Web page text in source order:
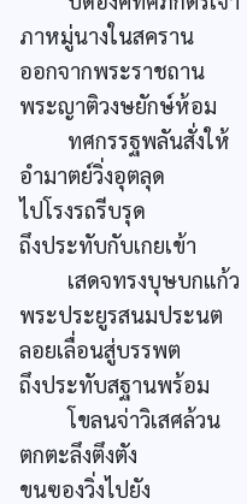
ภาหมู่นางในสคราน
ออกจากพระราชถาน
พระญาติวงษยักษ์ห้อม
ทศกรรฐพลันสั่งให้
อำมาตย์วิ่งอุตลุด
ไปโรงรถรีบรุด
ถึงประทับกับเกยเข้า
เสดจทรงบุษบกแก้ว
พระประยูรสนมประนต
ลอยเลื่อนสู่บรรพต
ถึงประทับสฐานพร้อม
โขลนจ่าวิเสศล้วน
ตกตะลึงตึงตัง
ขนฃองวิ่งไปยัง